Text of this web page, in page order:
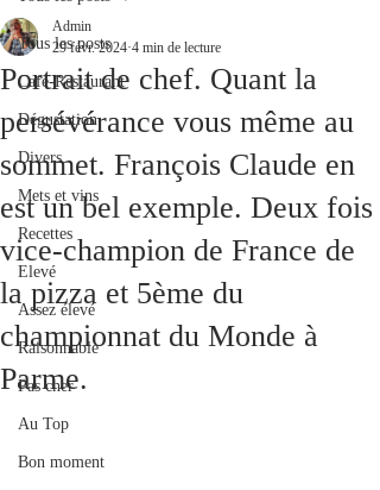
Tous les posts
Café-Restaurant
Dégustation
Divers
Mets et vins
Recettes
Elevé
Assez élevé
Raisonnable
Pas cher
Au Top
Bon moment
Portrait de chef. Quant la
persévérance vous même au
sommet. François Claude en
est un bel exemple. Deux fois
vice-champion de France de
la pizza et 5ème du
championnat du Monde à
Parme.
Admin
29 févr. 2024 4 min de lecture